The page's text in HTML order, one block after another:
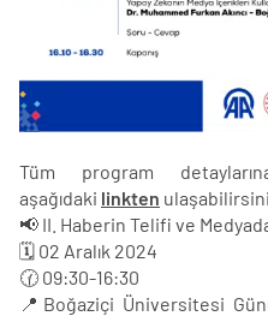
Tüm program
aşağıdaki linkten
📢 II. Haberin Telifi ve
🗓 02 Aralık 2024
🕜 09:30-16:30
📍Boğaziçi Üniversitesi